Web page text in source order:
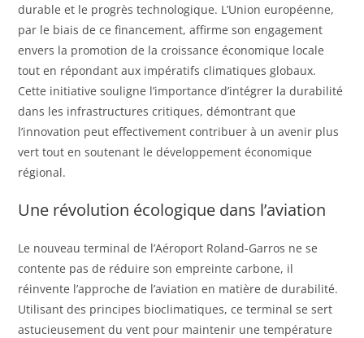
durable et le progrès technologique. L’Union européenne,
par le biais de ce financement, affirme son engagement
envers la promotion de la croissance économique locale
tout en répondant aux impératifs climatiques globaux.
Cette initiative souligne l’importance d’intégrer la durabilité
dans les infrastructures critiques, démontrant que
l’innovation peut effectivement contribuer à un avenir plus
vert tout en soutenant le développement économique
régional.
Une révolution écologique dans l’aviation
Le nouveau terminal de l’Aéroport Roland-Garros ne se
contente pas de réduire son empreinte carbone, il
réinvente l’approche de l’aviation en matière de durabilité.
Utilisant des principes bioclimatiques, ce terminal se sert
astucieusement du vent pour maintenir une température